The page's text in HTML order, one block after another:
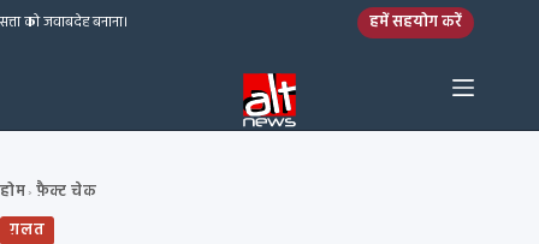
Skip to content
सत्ता को जवाबदेह बनाना। हमें सहयोग करें
होम› फ़ैक्ट चेक
ग़लत